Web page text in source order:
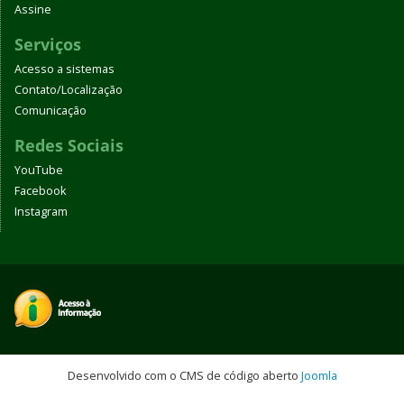
Assine
Serviços
Acesso a sistemas
Contato/Localização
Comunicação
Redes Sociais
YouTube
Facebook
Instagram
Desenvolvido com o CMS de código aberto Joomla